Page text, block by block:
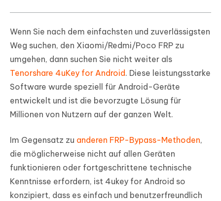
Wenn Sie nach dem einfachsten und zuverlässigsten
Weg suchen, den Xiaomi/Redmi/Poco FRP zu
umgehen, dann suchen Sie nicht weiter als
Tenorshare 4uKey for Android. Diese leistungsstarke
Software wurde speziell für Android-Geräte
entwickelt und ist die bevorzugte Lösung für
Millionen von Nutzern auf der ganzen Welt.
Im Gegensatz zu anderen FRP-Bypass-Methoden,
die möglicherweise nicht auf allen Geräten
funktionieren oder fortgeschrittene technische
Kenntnisse erfordern, ist 4ukey for Android so
konzipiert, dass es einfach und benutzerfreundlich